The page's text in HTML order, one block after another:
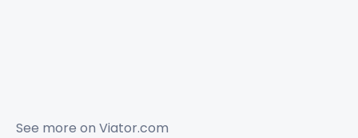
See more on Viator.com